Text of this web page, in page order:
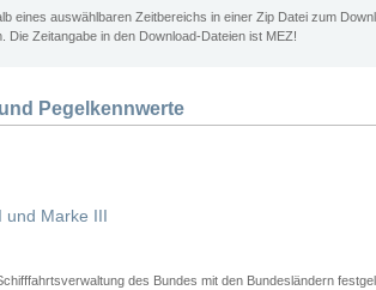
eines auswählbaren Zeitbereichs in einer Zip Datei zum
Zeitangabe in den Download-Dateien ist MEZ!
Pegelkennwerte
und Marke III
des Bundes mit den Bundesländern